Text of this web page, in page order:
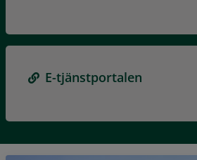
E-tjänstportalen